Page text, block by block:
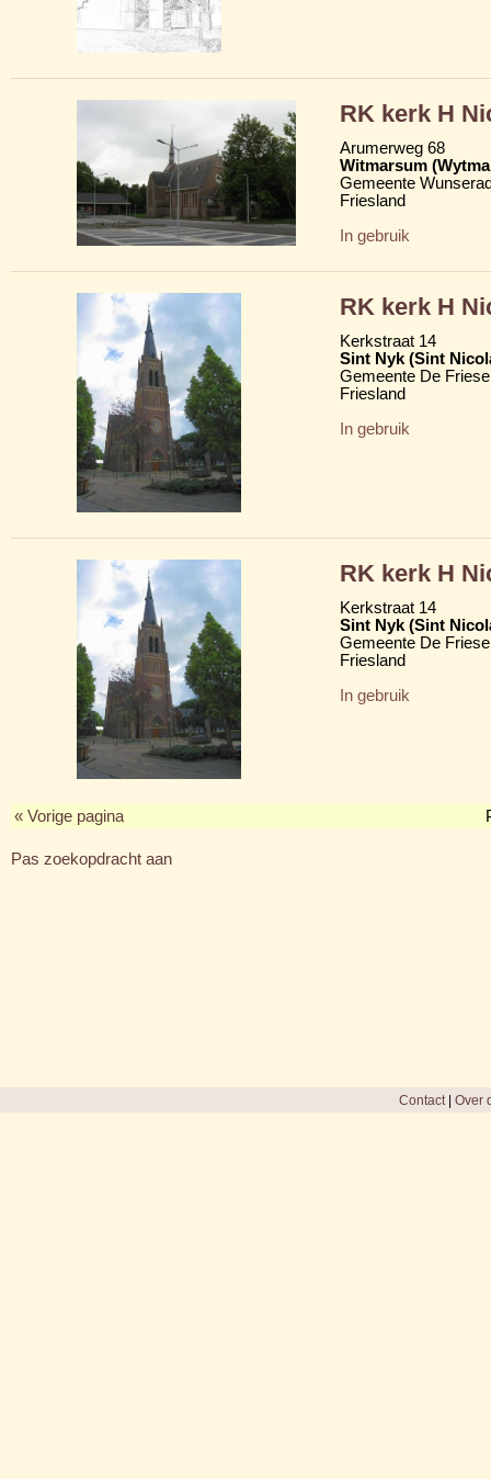
RK kerk H
Arumerweg 68
Witmarsum
Gemeente
Friesland
In gebruik
RK kerk H
Kerkstraat 14
Sint Nyk (Sint
Gemeente De
Friesland
In gebruik
RK kerk H
Kerkstraat 14
Sint Nyk (Sint
Gemeente De
Friesland
In gebruik
« Vorige pagina
Pas zoekopdracht aan
Contact| Over